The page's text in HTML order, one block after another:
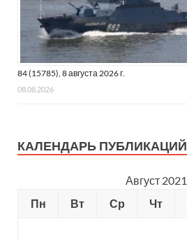
84 (15785), 8 августа 2026 г.
08.08.2026
КАЛЕНДАРЬ ПУБЛИКАЦИЙ
Август 2021
Пн
Вт Ср Чт